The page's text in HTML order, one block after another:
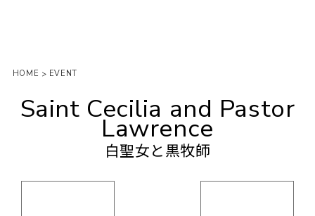
HOME > EVENT
Saint Cecilia and Pastor
Lawrence
白聖女と黒牧師